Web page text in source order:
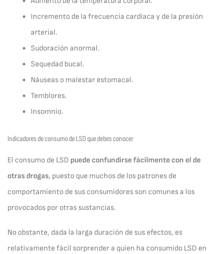
Incremento de la frecuencia cardíaca y de la presión
arterial.
Sudoración anormal.
Sequedad bucal.
Náuseas o malestar estomacal.
Temblores.
Insomnio.
Indicadores de consumo de LSD que debes conocer
El consumo de LSD puede confundirse fácilmente con el de
otras drogas, puesto que muchos de los patrones de
comportamiento de sus consumidores son comunes a los
provocados por otras sustancias.
No obstante, dada la larga duración de sus efectos, es
relativamente fácil sorprender a quien ha consumido LSD en